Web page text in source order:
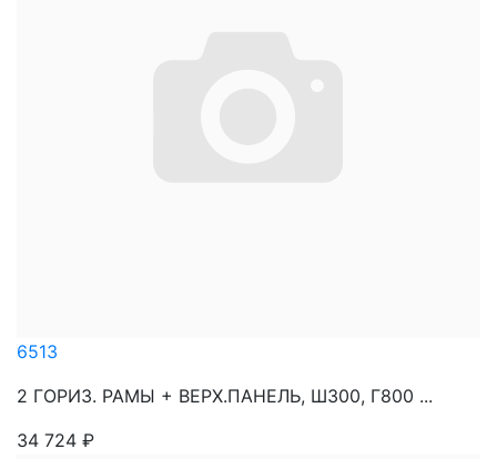
6513
2 ГОРИЗ. РАМЫ + ВЕРХ.ПАНЕЛЬ, Ш300, Г800 ...
34 724 ₽